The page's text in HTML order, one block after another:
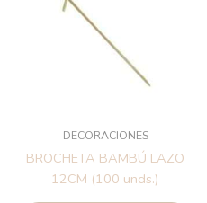
DECORACIONES
BROCHETA BAMBÚ LAZO
12CM (100 unds.)